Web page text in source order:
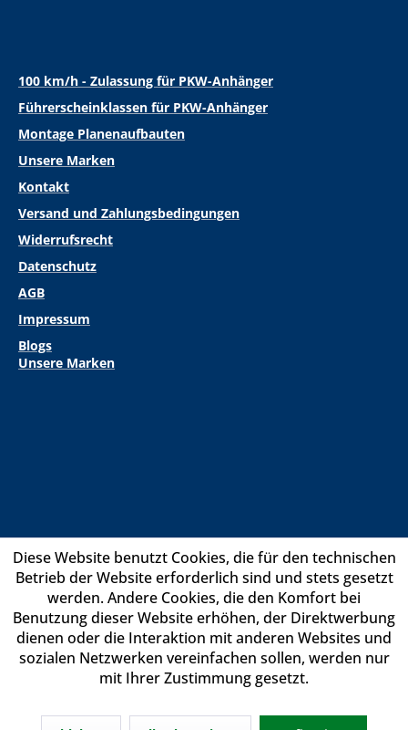
100 km/h - Zulassung für PKW-Anhänger
Führerscheinklassen für PKW-Anhänger
Montage Planenaufbauten
Unsere Marken
Kontakt
Versand und Zahlungsbedingungen
Widerrufsrecht
Datenschutz
AGB
Impressum
Blogs
Unsere Marken
Diese Website benutzt Cookies, die für den technischen
Betrieb der Website erforderlich sind und stets gesetzt
werden. Andere Cookies, die den Komfort bei
Benutzung dieser Website erhöhen, der Direktwerbung
dienen oder die Interaktion mit anderen Websites und
sozialen Netzwerken vereinfachen sollen, werden nur
mit Ihrer Zustimmung gesetzt.